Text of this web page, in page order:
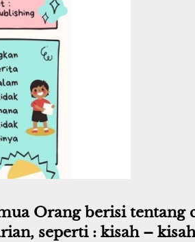
Orang berisi tentang
seperti : kisah –